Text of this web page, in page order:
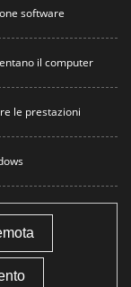
software
il computer
le prestazioni